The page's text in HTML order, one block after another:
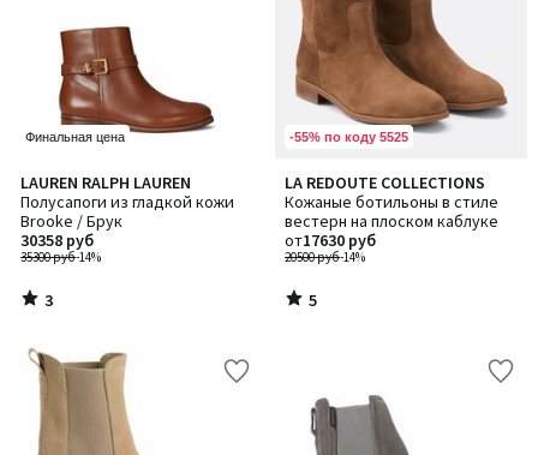
Финальная цена
LAUREN RALPH LAUREN
Полусапоги из гладкой кожи
Brooke / Брук
35300 руб-14%
30358 руб
3
/
5
3
/
-55% по коду 5525
LA REDOUTE COLLECTIONS
Кожаные ботильоны в стиле
вестерн на плоском каблуке
20500 руб-14%
от17630 руб
5
/
5
5
/